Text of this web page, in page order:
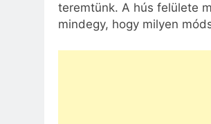
teremtünk. A hús felülete
mindegy, hogy milyen